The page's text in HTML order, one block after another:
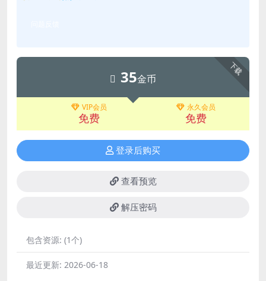
下载
35金币
VIP会员
免费
永久会员
免费
登录后购买
查看预览
解压密码
包含资源: (1个)
最近更新: 2026-06-18